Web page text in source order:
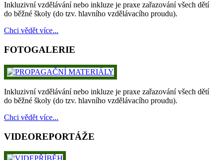
Inkluzivní vzdělávání nebo inkluze je praxe zařazování všech dětí
do běžné školy (do tzv. hlavního vzdělávacího proudu).
Chci vědět více...
FOTOGALERIE
Inkluzivní vzdělávání nebo inkluze je praxe zařazování všech dětí
do běžné školy (do tzv. hlavního vzdělávacího proudu).
Chci vědět více...
VIDEOREPORTÁŽE